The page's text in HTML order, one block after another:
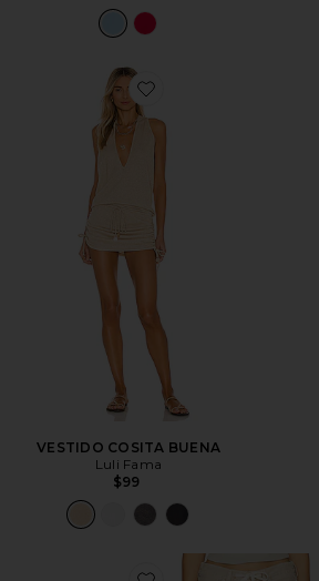
Favorite VESTIDO COSITA
VESTIDO COSITA BUENA
Luli Fama
$99